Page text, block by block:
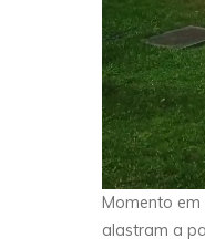
Momento em
alastram a